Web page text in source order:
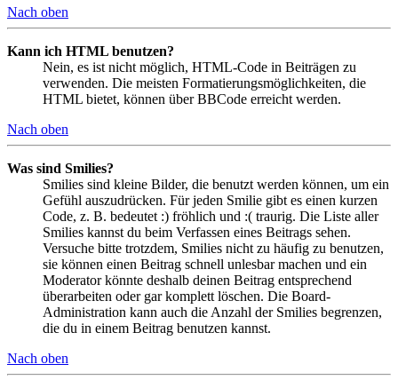
Nach oben
Kann ich HTML benutzen?
Nein, es ist nicht möglich, HTML-Code in Beiträgen zu
verwenden. Die meisten Formatierungsmöglichkeiten, die
HTML bietet, können über BBCode erreicht werden.
Nach oben
Was sind Smilies?
Smilies sind kleine Bilder, die benutzt werden können, um ein
Gefühl auszudrücken. Für jeden Smilie gibt es einen kurzen
Code, z. B. bedeutet :) fröhlich und :( traurig. Die Liste aller
Smilies kannst du beim Verfassen eines Beitrags sehen.
Versuche bitte trotzdem, Smilies nicht zu häufig zu benutzen,
sie können einen Beitrag schnell unlesbar machen und ein
Moderator könnte deshalb deinen Beitrag entsprechend
überarbeiten oder gar komplett löschen. Die Board-
Administration kann auch die Anzahl der Smilies begrenzen,
die du in einem Beitrag benutzen kannst.
Nach oben